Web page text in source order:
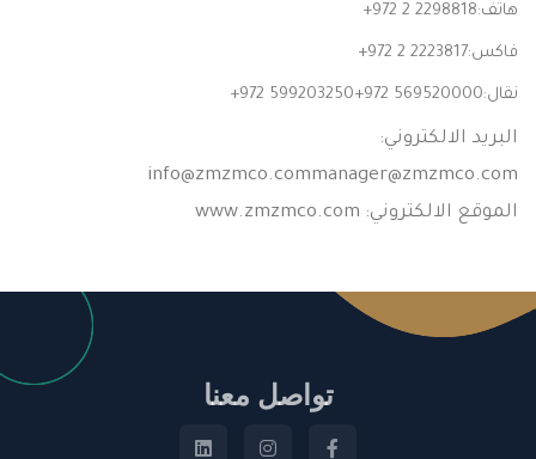
هاتف:+972 2 2298818
فاكس:+972 2 2223817
نقال:+972 599203250+972 569520000
البريد الالكتروني:
info@zmzmco.commanager@zmzmco.com
الموقع الالكتروني: www.zmzmco.com
تواصل معنا